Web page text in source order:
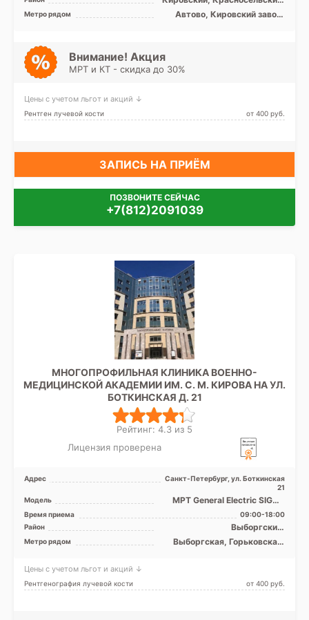
Московский,
Петродворцовый, Лен.
Метро рядом
Автово, Кировский завод,
Внимание! Акция
МРТ и КТ - скидка до 30%
Цены с учетом льгот и акций ↓
Рентген лучевой кости от 400 pуб.
ЗАПИСЬ НА ПРИЁМ
ПОЗВОНИТЕ СЕЙЧАС
+7(812)2091039
МНОГОПРОФИЛЬНАЯ КЛИНИКА ВОЕННО-
МЕДИЦИНСКОЙ АКАДЕМИИ ИМ. С. М. КИРОВА НА УЛ.
БОТКИНСКАЯ Д. 21
Рейтинг: 4.3 из 5
Лицензия проверена
Адрес
Санкт-Петербург, ул. Боткинская
21
Модель
МРТ General Electric SIGNA
1.5T закрытый тип, КТ
General Electric 16 с ...
Время приема
09:00-18:00
Район
Выборгский,
Красногвардейский,
Петроградский,
Метро рядом
Выборгская, Горьковская,
Цены с учетом льгот и акций ↓
Рентгенография лучевой кости от 400 pуб.